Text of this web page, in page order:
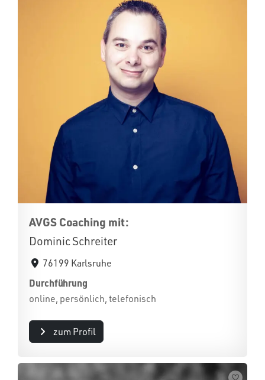
AVGS Coaching mit:
Dominic Schreiter
76199 Karlsruhe
Durchführung
online, persönlich, telefonisch
zum Profil